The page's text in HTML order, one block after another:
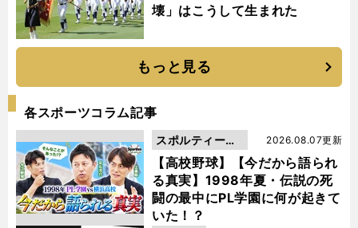
壊」はこうして生まれた
もっと見る
各スポーツコラム記事
【高校野球】【今だから語られ
る真実】1998年夏・伝説の死
闘の最中にPL学園に何が起きて
いた！？
2026.08.07更新
スポルティーバ
動画